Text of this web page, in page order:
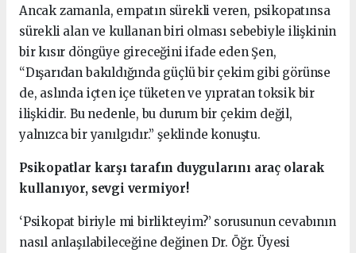
Ancak zamanla, empatın sürekli veren, psikopatınsa
sürekli alan ve kullanan biri olması sebebiyle ilişkinin
bir kısır döngüye gireceğini ifade eden Şen,
“Dışarıdan bakıldığında güçlü bir çekim gibi görünse
de, aslında içten içe tüketen ve yıpratan toksik bir
ilişkidir. Bu nedenle, bu durum bir çekim değil,
yalnızca bir yanılgıdır.” şeklinde konuştu.
Psikopatlar karşı tarafın duygularını araç olarak
kullanıyor, sevgi vermiyor!
‘Psikopat biriyle mi birlikteyim?’ sorusunun cevabının
nasıl anlaşılabileceğine değinen Dr. Öğr. Üyesi